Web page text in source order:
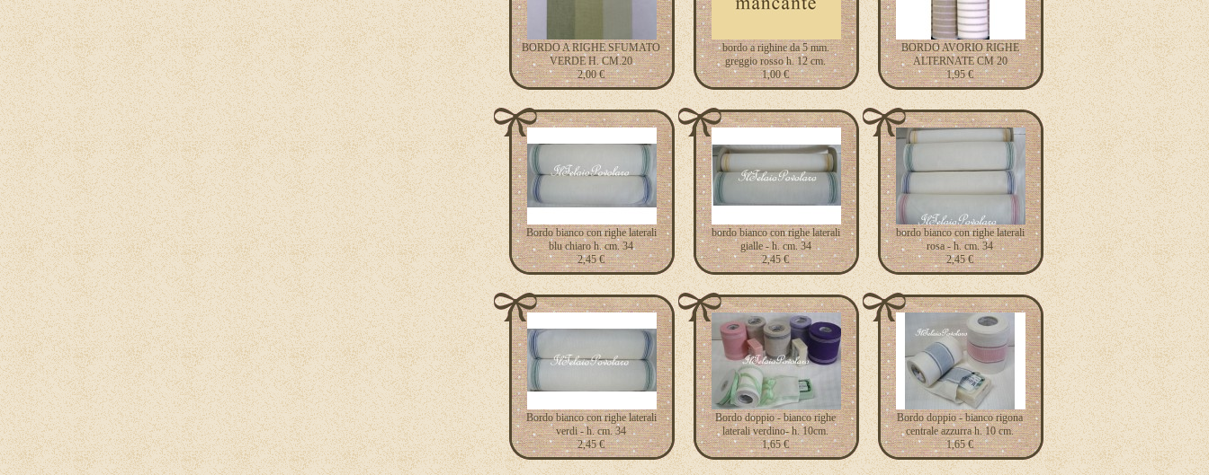
BORDO A RIGHE SFUMATO
VERDE H. CM.20
2,00 €
bordo a righine da 5 mm.
greggio rosso h. 12 cm.
1,00 €
BORDO AVORIO RIGHE
ALTERNATE CM 20
1,95 €
Bordo bianco con righe laterali
blu chiaro h. cm. 34
2,45 €
bordo bianco con righe laterali
gialle - h. cm. 34
2,45 €
bordo bianco con righe laterali
rosa - h. cm. 34
2,45 €
Bordo bianco con righe laterali
verdi - h. cm. 34
2,45 €
Bordo doppio - bianco righe
laterali verdino- h. 10cm.
1,65 €
Bordo doppio - bianco rigona
centrale azzurra h. 10 cm.
1,65 €